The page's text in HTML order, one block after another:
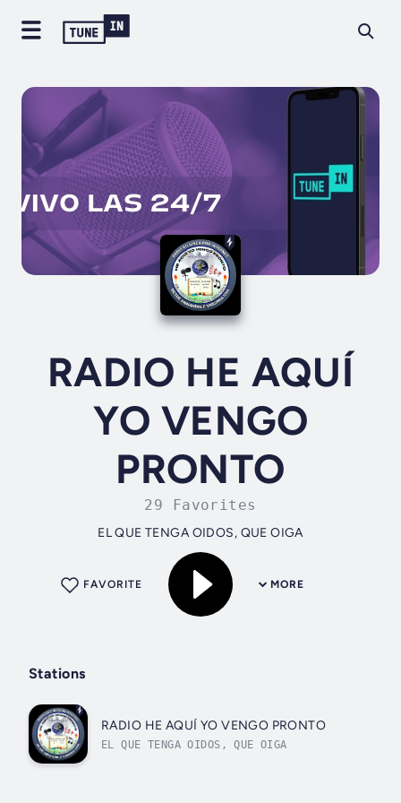
RADIO HE AQUÍ
YO VENGO
PRONTO
29 Favorites
EL QUE TENGA OIDOS, QUE OIGA
MORE
FAVORITE
Stations
RADIO HE AQUÍ YO VENGO PRONTO
EL QUE TENGA OIDOS, QUE OIGA